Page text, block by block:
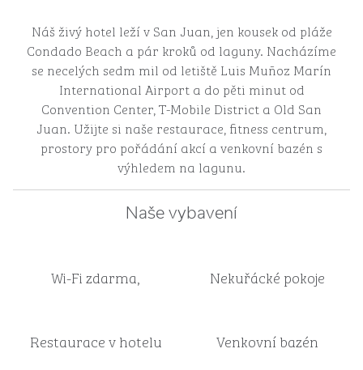
Náš živý hotel leží v San Juan, jen kousek od pláže
Condado Beach a pár kroků od laguny. Nacházíme
se necelých sedm mil od letiště Luis Muñoz Marín
International Airport a do pěti minut od
Convention Center, T-Mobile District a Old San
Juan. Užijte si naše restaurace, fitness centrum,
prostory pro pořádání akcí a venkovní bazén s
výhledem na lagunu.
Naše vybavení
Wi-Fi zdarma, Nekuřácké pokoje
Restaurace v hotelu Venkovní bazén